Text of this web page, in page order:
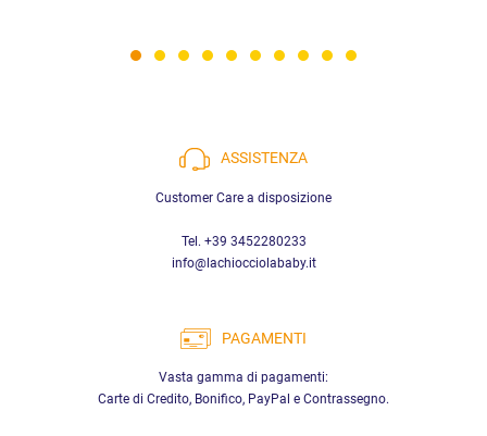
ASSISTENZA
Customer Care a disposizione
Tel. +39 3452280233
info@lachiocciolababy.it
PAGAMENTI
Vasta gamma di pagamenti:
Carte di Credito, Bonifico, PayPal e Contrassegno.